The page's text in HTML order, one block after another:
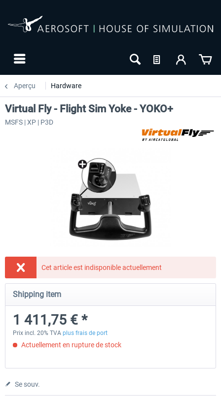
Aperçu Hardware
50,41 € *
Virtual Fly - Flight Sim Yoke - YOKO+
MSFS | XP | P3D
Cet article est indisponible actuellement
Shipping item
1 411,75 € *
Prix incl. 20% TVA plus frais de port
Actuellement en rupture de stock
Se souv.